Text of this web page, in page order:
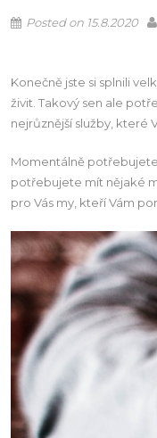
Posted on 15.8.2020
Konečně jste si splnili
živit. Takový sen ale
nejrůznější služby, které
Momentálně
potřebujete mít nějaké
pro Vás my, kteří Vám